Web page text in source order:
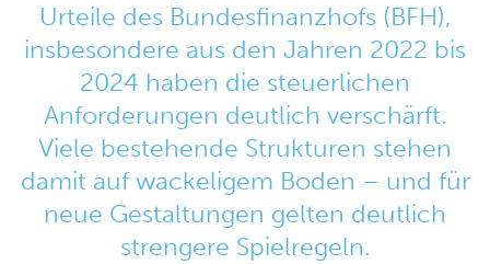
Urteile des Bundesfinanzhofs (BFH),
insbesondere aus den Jahren 2022 bis
2024 haben die steuerlichen
Anforderungen deutlich verschärft.
Viele bestehende Strukturen stehen
damit auf wackeligem Boden – und für
neue Gestaltungen gelten deutlich
strengere Spielregeln.